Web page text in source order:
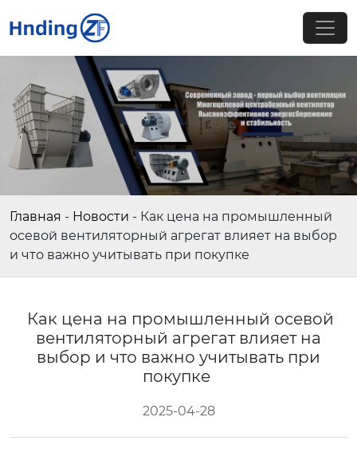
Главная - Новости - Как цена на промышленный
осевой вентиляторный агрегат влияет на выбор
и что важно учитывать при покупке
Как цена на промышленный осевой
вентиляторный агрегат влияет на
выбор и что важно учитывать при
покупке
2025-04-28